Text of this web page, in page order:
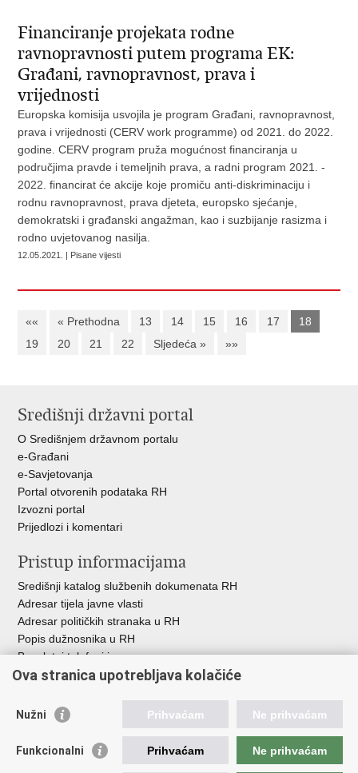
Financiranje projekata rodne
ravnopravnosti putem programa EK:
Građani, ravnopravnost, prava i
vrijednosti
Europska komisija usvojila je program Građani, ravnopravnost,
prava i vrijednosti (CERV work programme) od 2021. do 2022.
godine. CERV program pruža mogućnost financiranja u
područjima pravde i temeljnih prava, a radni program 2021. -
2022. financirat će akcije koje promiču anti-diskriminaciju i
rodnu ravnopravnost, prava djeteta, europsko sjećanje,
demokratski i građanski angažman, kao i suzbijanje rasizma i
rodno uvjetovanog nasilja.
12.05.2021. | Pisane vijesti
«« « Prethodna 13 14 15 16 17
18
19
20 21 22 Sljedeća » »»
Središnji državni portal
O Središnjem državnom portalu
e-Građani
e-Savjetovanja
Portal otvorenih podataka RH
Izvozni portal
Prijedlozi i komentari
Pristup informacijama
Središnji katalog službenih dokumenata RH
Adresar tijela javne vlasti
Adresar političkih stranaka u RH
Popis dužnosnika u RH
Besplatni telefoni javne uprave
Pozivi za žurnu pomoć
Važne poveznice
Pučka pravobraniteljica
Ova stranica upotrebljava kolačiće
Nužni Prihvaćam Ne prihvaćam
Funkcionalni Prihvaćam Ne prihvaćam